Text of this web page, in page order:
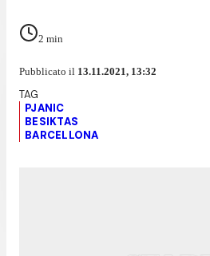
2 min
Pubblicato il 13.11.2021, 13:32
PJANIC
BESIKTAS
BARCELLONA